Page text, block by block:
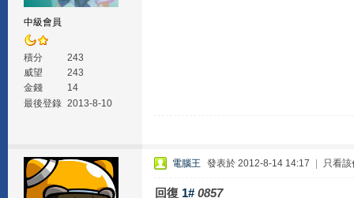
中級會員
積分
243
威望
243
金錢
14
最後登錄 2013-8-10
電腦王 發表於 2012-8-14 14:17 只看該
回復 1# 0857